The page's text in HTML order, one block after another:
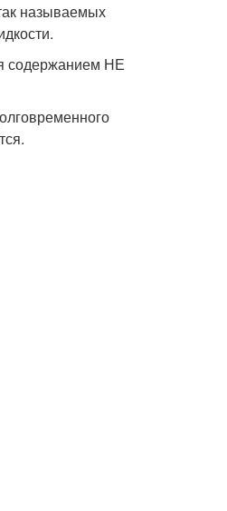
называемых
содержанием НЕ